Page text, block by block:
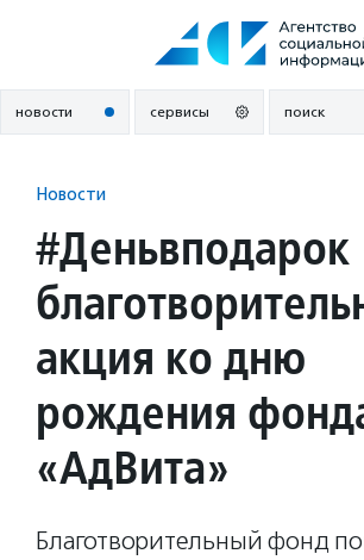
новости сервисы поиск
Новости
акция ко дню
рождения
«АдВита»
Благотворительный фонд